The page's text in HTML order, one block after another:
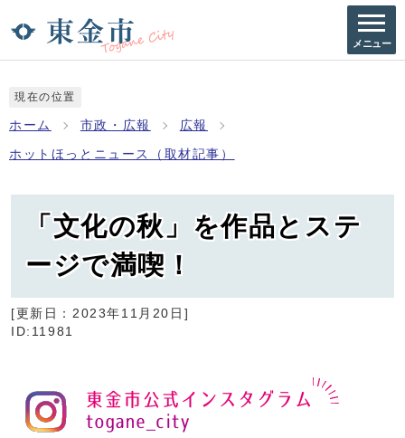
メニュー
現在の位置
ホーム 市政・広報 広報
ホットほっとニュース（取材記事）
「文化の秋」を作品とステ
ージで満喫！
[更新日： 2023年11月20日 ]
ID:11981